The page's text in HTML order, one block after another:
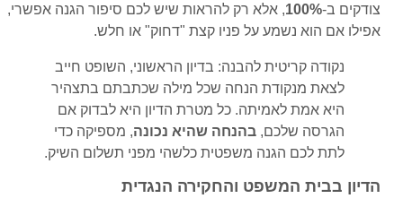
צודקים ב-100%, אלא רק להראות שיש לכם סיפור הגנה אפשרי,
אפילו אם הוא נשמע על פניו קצת "דחוק" או חלש.
נקודה קריטית להבנה: בדיון הראשוני, השופט חייב
לצאת מנקודת הנחה שכל מילה שכתבתם בתצהיר
היא אמת לאמיתה. כל מטרת הדיון היא לבדוק אם
הגרסה שלכם, בהנחה שהיא נכונה, מספיקה כדי
לתת לכם הגנה משפטית כלשהי מפני תשלום השיק.
הדיון בבית המשפט והחקירה הנגדית